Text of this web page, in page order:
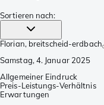
Sortieren nach:
Florian, breitscheid-erdbach
Samstag, 4. Januar 2025
Allgemeiner Eindruck
Preis-Leistungs-Verhältnis
Erwartungen